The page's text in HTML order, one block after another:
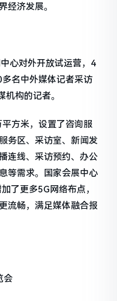
经济发展。
心对外开放试运营，4
名中外媒体记者采访
构的记者。
方米，设置了咨询服
务区、采访室、新闻发
连线、采访预约、办公
等需求。国家会展中心
了更多5G网络布点，
流畅，满足媒体融合报
会